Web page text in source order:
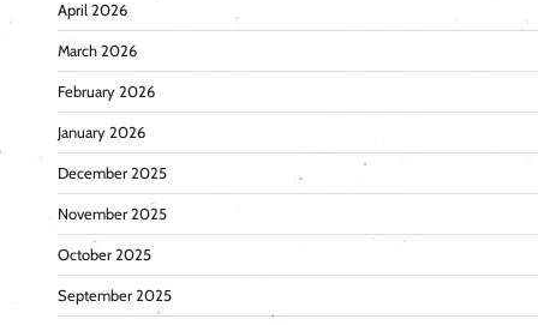
April 2026
March 2026
February 2026
January 2026
December 2025
November 2025
October 2025
September 2025